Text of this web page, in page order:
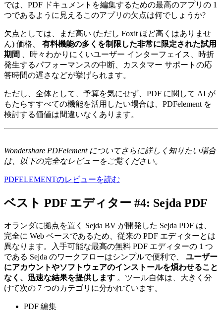
では、PDF ドキュメントを編集するための最高のアプリの 1
つであるように見えるこのアプリの欠点は何でしょうか?
欠点としては、まだ高い (ただし Foxit ほど高くはありませ
ん) 価格、 有料機能の多くを制限した非常に限定された試用
期間
、時々わかりにくいユーザー インターフェイス、時折
発生するパフォーマンスの中断、カスタマー サポートの応
答時間の遅さなどが挙げられます。
ただし、全体として、予算を気にせず、PDF に関して AI が
もたらすすべての機能を活用したい場合は、PDFelement を
検討する価値は間違いなくあります。
Wondershare PDFelement についてさらに詳しく知りたい場合
は、以下の完全なレビューをご覧ください。
PDFELEMENTのレビューを読む
ベスト PDF エディター #4: Sejda PDF
オランダに拠点を置く Sejda BV が開発した Sejda PDF は、
完全に Web ベースであるため、従来の PDF エディターとは
異なります。入手可能な最高の無料 PDF エディターの 1 つ
である Sejda のワークフローはシンプルで便利で、 ユーザー
にアカウントやソフトウェアのインストールを煩わせること
なく、迅速な結果を提供します 。ツール自体は、大きく分
けて次の 7 つのカテゴリに分かれています。
PDF 編集